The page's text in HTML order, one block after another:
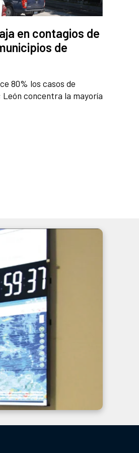
en contagios de
de
80% los casos de
León concentra la mayoría